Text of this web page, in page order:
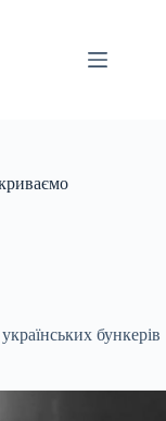
бункерів